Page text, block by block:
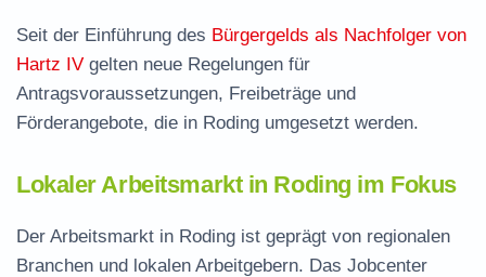
Seit der Einführung des Bürgergelds als Nachfolger von
Hartz IV gelten neue Regelungen für
Antragsvoraussetzungen, Freibeträge und
Förderangebote, die in Roding umgesetzt werden.
Lokaler Arbeitsmarkt in Roding im Fokus
Der Arbeitsmarkt in Roding ist geprägt von regionalen
Branchen und lokalen Arbeitgebern. Das Jobcenter